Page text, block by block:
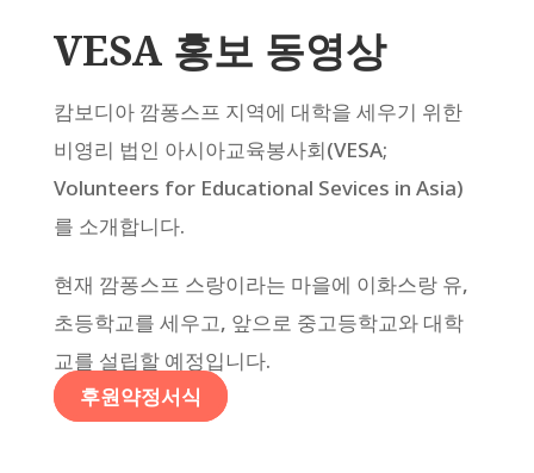
VESA 홍보 동영상
캄보디아 깜퐁스프 지역에 대학을 세우기 위한
비영리 법인 아시아교육봉사회(VESA;
Volunteers for Educational Sevices in Asia)
를 소개합니다.
현재 깜퐁스프 스랑이라는 마을에 이화스랑 유,
초등학교를 세우고, 앞으로 중고등학교와 대학
교를 설립할 예정입니다.
후원약정서식